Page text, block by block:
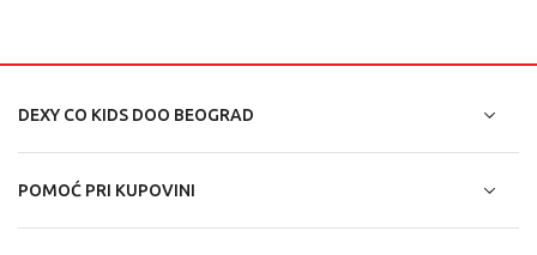
DEXY CO KIDS DOO BEOGRAD
POMOĆ PRI KUPOVINI